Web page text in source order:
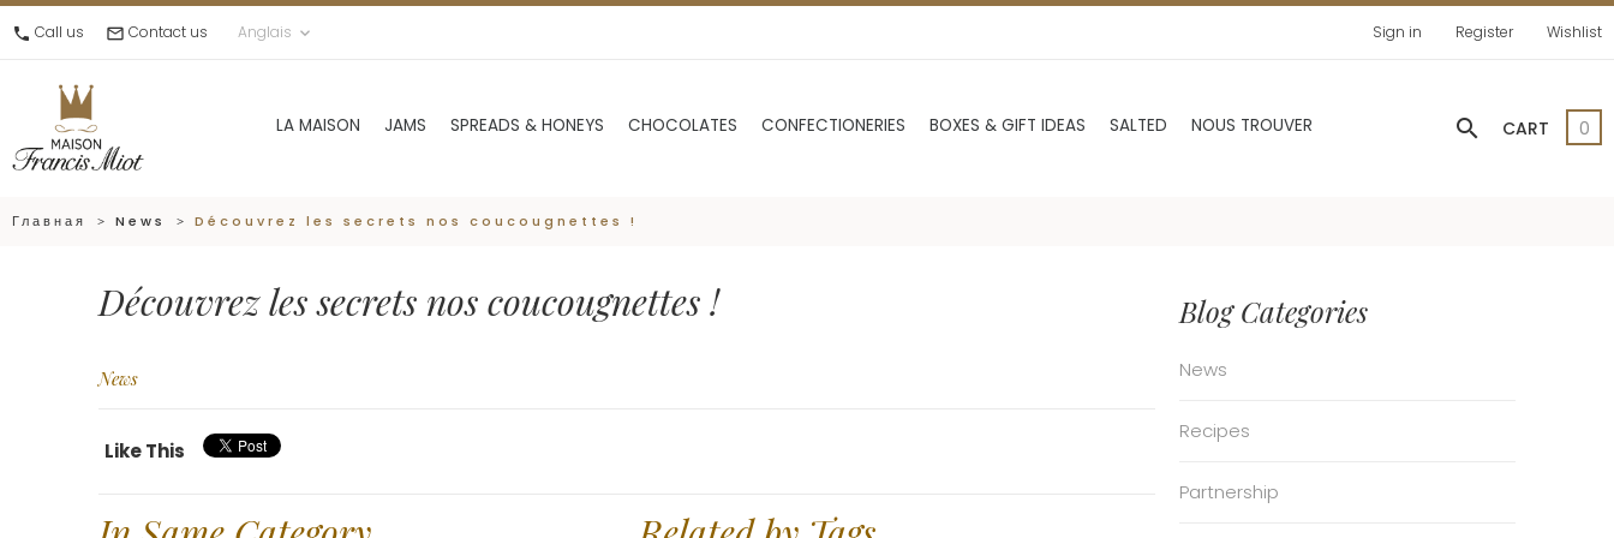
call Call us mail_outline Contact us Anglais keyboard_arrow_down Sign in Register Wishlist
LA MAISON JAMS SPREADS & HONEYS CHOCOLATES CONFECTIONERIES BOXES & GIFT IDEAS SALTED NOUS TROUVER search CART 0
Главная News Découvrez les secrets nos coucougnettes !
Découvrez les secrets nos coucougnettes !
News
Like This
Blog Categories
News
Recipes
Partnership